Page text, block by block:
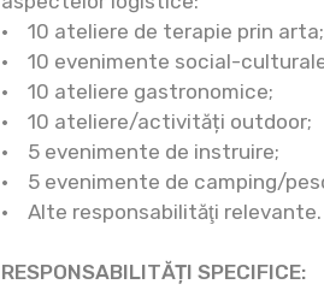
• 10 ateliere de terapie prin arta;
• 10 evenimente social-
• 10 ateliere gastronomice;
• 10 ateliere/activități outdoor;
• 5 evenimente de instruire;
• 5 evenimente de camping/
• Alte responsabilităţi relevante.
RESPONSABILITĂȚI SPECIFICE: